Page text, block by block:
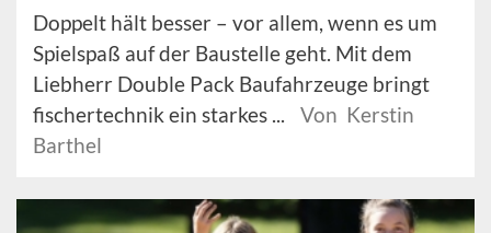
Doppelt hält besser – vor allem, wenn es um
Spielspaß auf der Baustelle geht. Mit dem
Liebherr Double Pack Baufahrzeuge bringt
fischertechnik ein starkes ...
Von Kerstin
Barthel